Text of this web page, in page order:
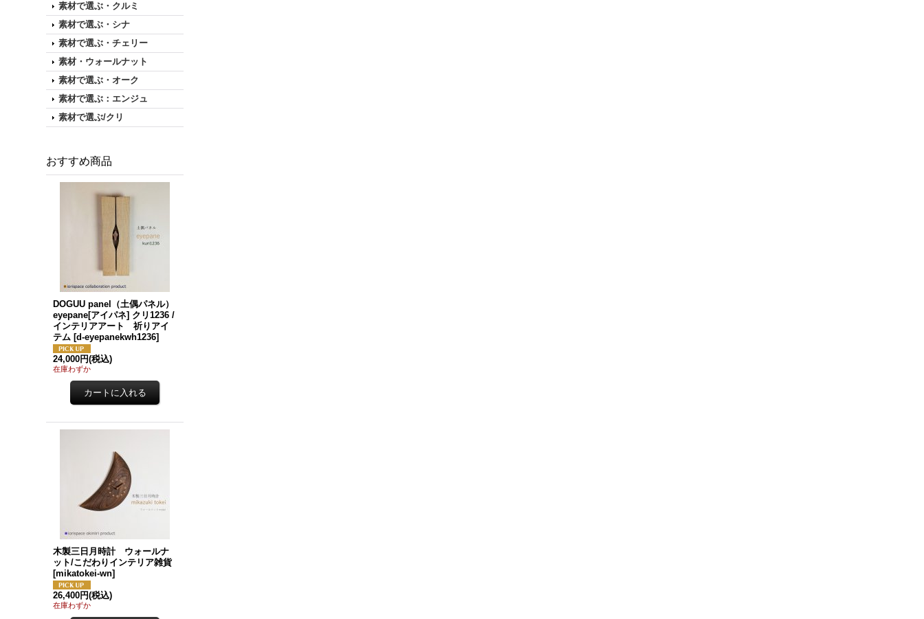
素材で選ぶ・クルミ
素材で選ぶ・シナ
素材で選ぶ・チェリー
素材・ウォールナット
素材で選ぶ・オーク
素材で選ぶ：エンジュ
素材で選ぶ/クリ
おすすめ商品
DOGUU panel（土偶パネル）
eyepane[アイパネ] クリ1236 /
インテリアアート 祈りアイ
テム [d-eyepanekwh1236]
24,000円(税込)
在庫わずか
木製三日月時計 ウォールナ
ット/こだわりインテリア雑貨
[mikatokei-wn]
26,400円(税込)
在庫わずか